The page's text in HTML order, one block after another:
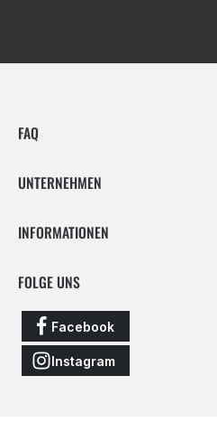
FAQ
UNTERNEHMEN
INFORMATIONEN
FOLGE UNS
Facebook
Instagram